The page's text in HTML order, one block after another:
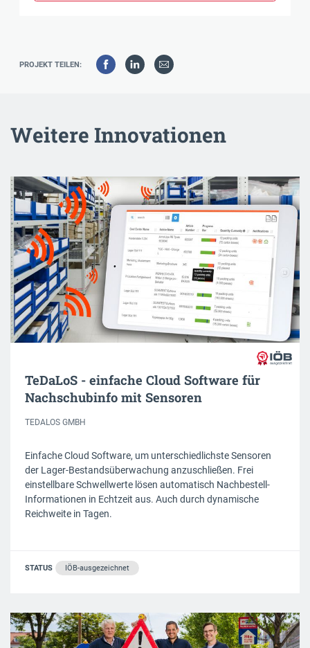
PROJEKT TEILEN:
Weitere Innovationen
TeDaLoS - einfache Cloud Software für
Nachschubinfo mit Sensoren
TEDALOS GMBH
Einfache Cloud Software, um unterschiedlichste Sensoren
der Lager-Bestandsüberwachung anzuschließen. Frei
einstellbare Schwellwerte lösen automatisch Nachbestell-
Informationen in Echtzeit aus. Auch durch dynamische
Reichweite in Tagen.
STATUS IÖB-ausgezeichnet